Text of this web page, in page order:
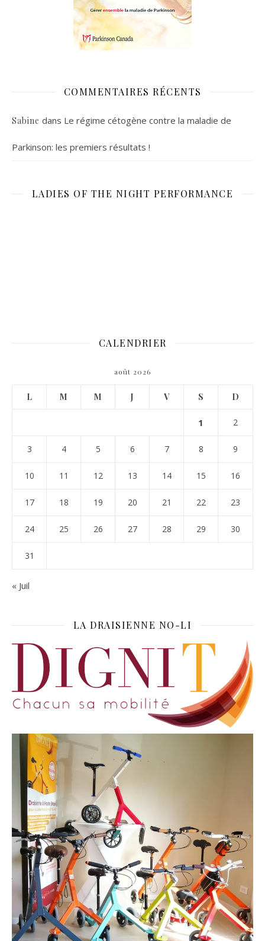
COMMENTAIRES RÉCENTS
Sabine dans Le régime cétogène contre la maladie de
Parkinson: les premiers résultats !
LADIES OF THE NIGHT PERFORMANCE
CALENDRIER
août 2026
L M M J V S D
1 2
3 4 5 6 7 8 9
10 11 12 13 14 15 16
17 18 19 20 21 22 23
24 25 26 27 28 29 30
31
« Juil
LA DRAISIENNE NO-LI